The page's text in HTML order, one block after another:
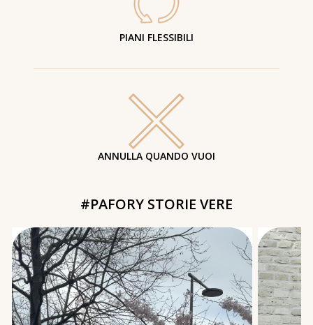
PIANI FLESSIBILI
ANNULLA QUANDO VUOI
#PAFORY STORIE VERE